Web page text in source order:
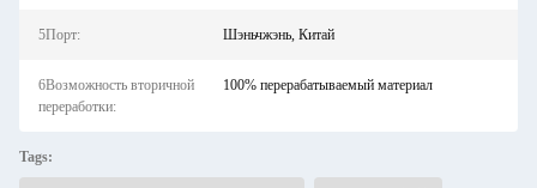
5Порт: Шэньчжэнь, Китай
6Возможность вторичной
переработки:
100% перерабатываемый материал
Tags: